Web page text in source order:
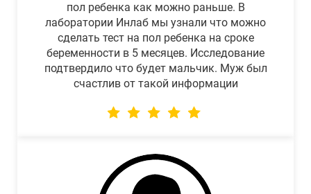
пол ребенка как можно раньше. В
лаборатории Инлаб мы узнали что можно
сделать тест на пол ребенка на сроке
беременности в 5 месяцев. Исследование
подтвердило что будет мальчик. Муж был
счастлив от такой информации